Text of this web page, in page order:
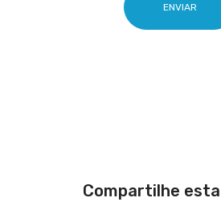
ENVIAR
Compartilhe